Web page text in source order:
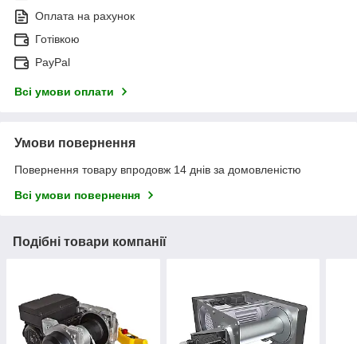
Оплата на рахунок
Готівкою
PayPal
Всі умови оплати
Умови повернення
Повернення товару впродовж 14 днів за домовленістю
Всі умови повернення
Подібні товари компанії